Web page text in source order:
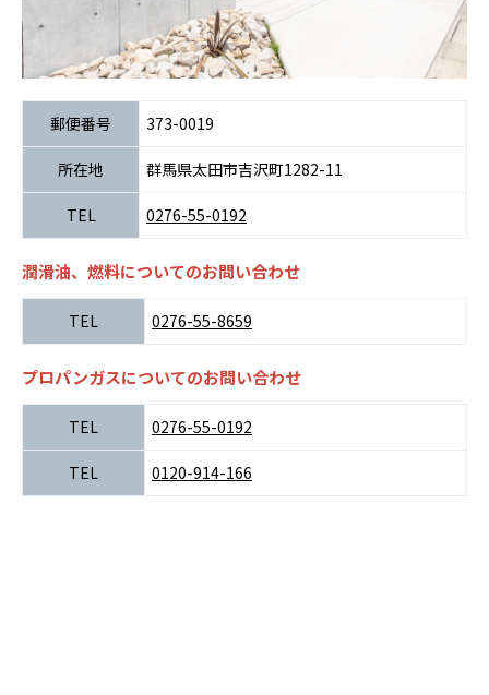
郵便番号 373-0019
所在地 群馬県太田市吉沢町1282-11
TEL 0276-55-0192
潤滑油、燃料についてのお問い合わせ
TEL 0276-55-8659
プロパンガスについてのお問い合わせ
TEL 0276-55-0192
TEL 0120-914-166